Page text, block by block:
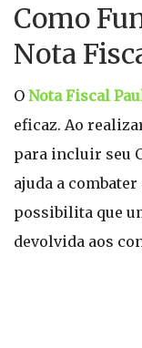
Como
Nota
O Nota Fiscal
eficaz. Ao
para incluir seu
ajuda a
possibilita que
devolvida aos